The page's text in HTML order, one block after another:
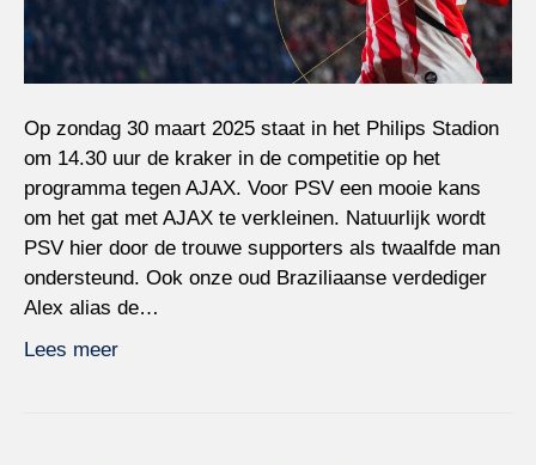
Op zondag 30 maart 2025 staat in het Philips Stadion
om 14.30 uur de kraker in de competitie op het
programma tegen AJAX. Voor PSV een mooie kans
om het gat met AJAX te verkleinen. Natuurlijk wordt
PSV hier door de trouwe supporters als twaalfde man
ondersteund. Ook onze oud Braziliaanse verdediger
Alex alias de…
Lees meer